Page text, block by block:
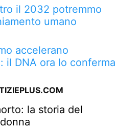
il 2032 potremmo
umano
accelerano
il DNA ora lo conferma
la storia del